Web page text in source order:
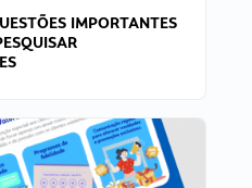
IMPORTANTES